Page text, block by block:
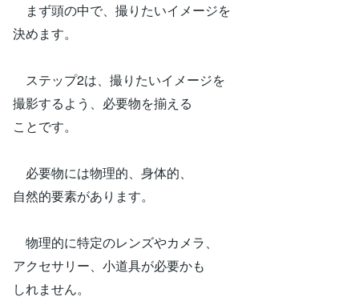
まず頭の中で、撮りたいイメージを
決めます。
ステップ2は、撮りたいイメージを
撮影するよう、必要物を揃える
ことです。
必要物には物理的、身体的、
自然的要素があります。
物理的に特定のレンズやカメラ、
アクセサリー、小道具が必要かも
しれません。